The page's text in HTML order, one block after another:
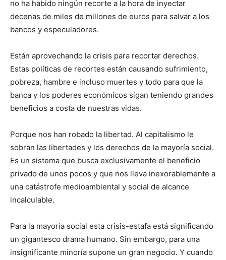
no ha habido ningún recorte a la hora de inyectar
decenas de miles de millones de euros para salvar a los
bancos y especuladores.
Están aprovechando la crisis para recortar derechos.
Estas políticas de recortes están causando sufrimiento,
pobreza, hambre e incluso muertes y todo para que la
banca y los poderes económicos sigan teniendo grandes
beneficios a costa de nuestras vidas.
Porque nos han robado la libertad. Al capitalismo le
sobran las libertades y los derechos de la mayoría social.
Es un sistema que busca exclusivamente el beneficio
privado de unos pocos y que nos lleva inexorablemente a
una catástrofe medioambiental y social de alcance
incalculable.
Para la mayoría social esta crisis-estafa está significando
un gigantesco drama humano. Sin embargo, para una
insignificante minoría supone un gran negocio. Y cuando